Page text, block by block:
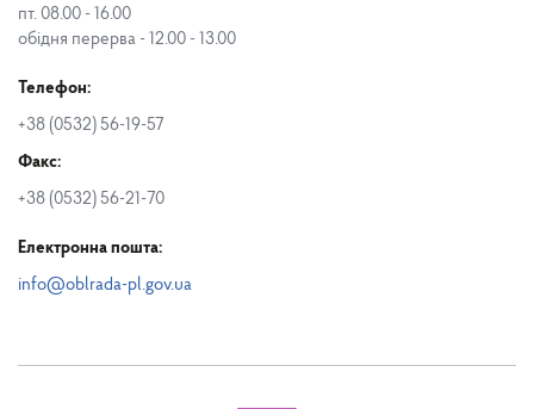
пт. 08.00 - 16.00
обідня перерва - 12.00 - 13.00
Телефон:
+38 (0532) 56-19-57
Факс:
+38 (0532) 56-21-70
Електронна пошта:
info@oblrada-pl.gov.ua